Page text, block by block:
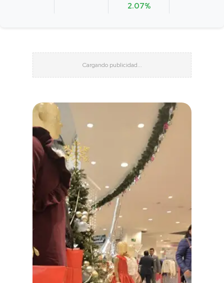
2.07%